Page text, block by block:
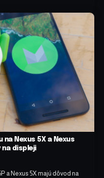
Nexus 5X a Nexus
na displeji
a Nexus 5X majú dôvod na